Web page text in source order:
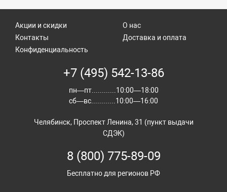
Акции и скидки
Контакты
О нас
Доставка и оплата
Конфиденциальность
+7 (495) 542-13-86
пн—пт............10:00—18:00
сб—вс............10:00—16:00
Челябинск, Проспект Ленина, 31 (пункт выдачи
СДЭК)
8 (800) 775-89-09
Бесплатно для регионов РФ